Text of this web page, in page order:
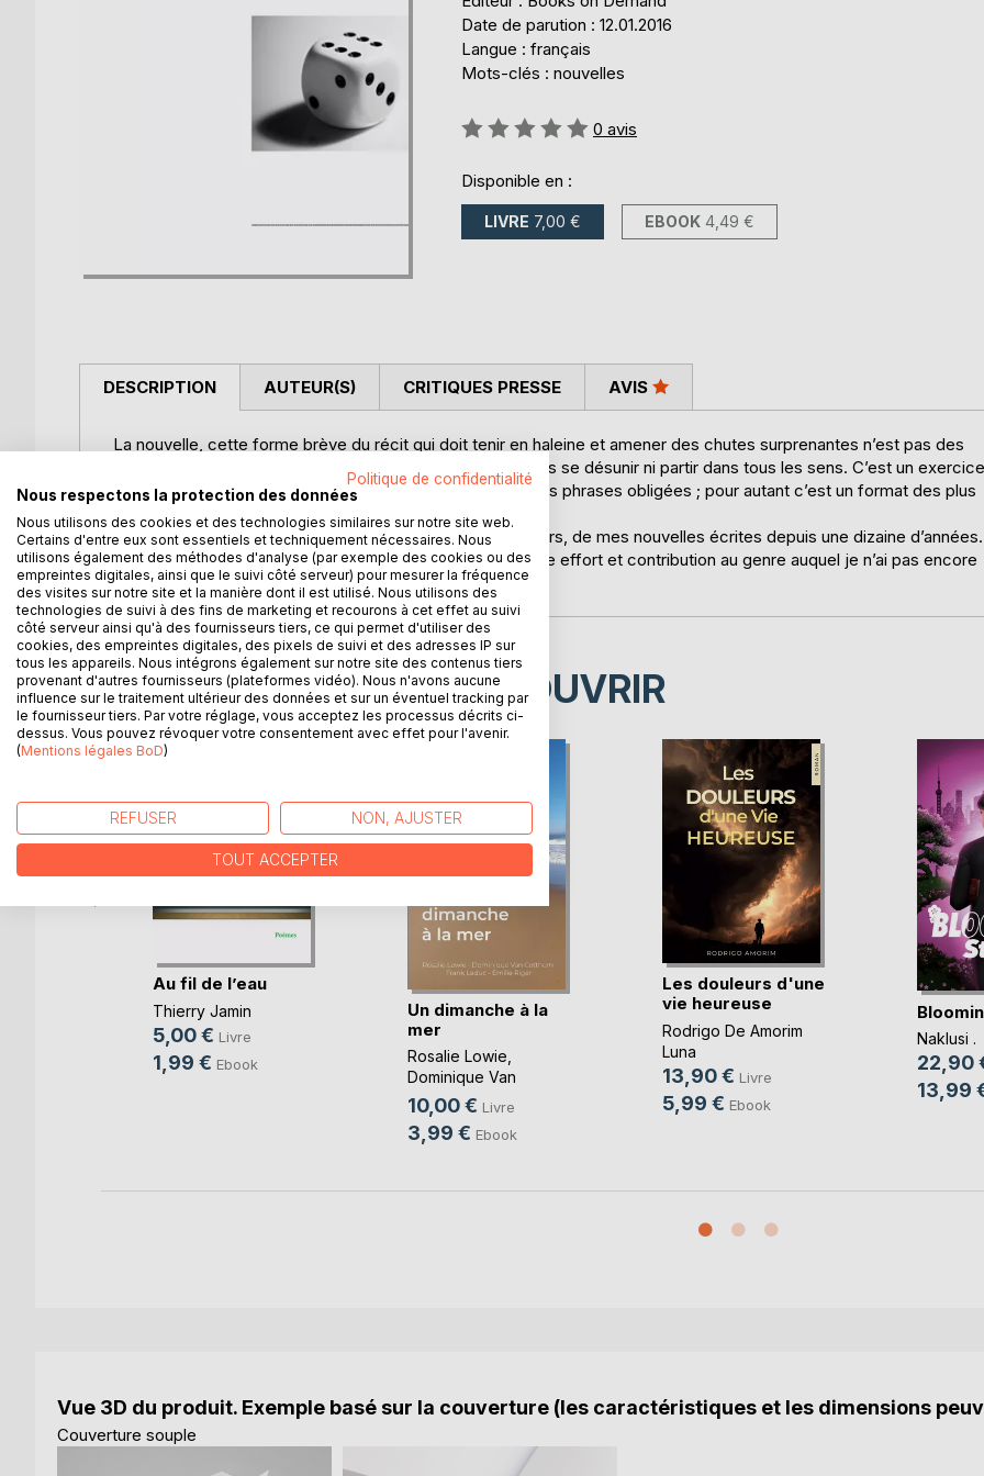
Date de parution : 12.01.2016
Langue : français
Mots-clés : nouvelles
Évaluation:
0 avis
Disponible en :
LIVRE 7,00 € EBOOK 4,49 €
DESCRIPTION
La nouvelle, cette forme brève du récit qui doit tenir en haleine et amener des chutes surprenantes n’est pas des
plus faciles. Il faut tenir et serrer de près une situation sans se désunir ni partir dans tous les sens. C’est un exercice
propice aux concours sur des thèmes donnés ou avec des phrases obligées ; pour autant c’est un format des plus
agréables à pratiquer.
Vous trouverez ici les neuf premières, et dernières d’ailleurs, de mes nouvelles écrites depuis une dizaine d’années.
Ce qui ne représente qu’une par an en moyenne ; modeste effort et contribution au genre auquel je n’ai pas encore
sacrifié assez de temps, hélas !
AUTEUR(S) CRITIQUES PRESSE AVIS
D’AUTRES TITRES À DÉCOUVRIR
Au fil de l’eau
Thierry Jamin
5,00 € Livre
1,99 € Ebook
Un dimanche à la
mer
Rosalie Lowie
Dominique Van
Cotthem, ...
10,00 € Livre
3,99 € Ebook
Les douleurs d'une
vie heureuse
Rodrigo De Amorim
Luna
13,90 € Livre
5,99 € Ebook
Naklusi .
22,90
13,99
Vue 3D du produit. Exemple basé sur la couverture (les caractéristiques et les dimensions
Couverture souple
Politique de confidentialité
Nous respectons la protection des données
Nous utilisons des cookies et des technologies similaires sur notre site web.
Certains d'entre eux sont essentiels et techniquement nécessaires. Nous
utilisons également des méthodes d'analyse (par exemple des cookies ou des
empreintes digitales, ainsi que le suivi côté serveur) pour mesurer la fréquence
des visites sur notre site et la manière dont il est utilisé. Nous utilisons des
technologies de suivi à des fins de marketing et recourons à cet effet au suivi
côté serveur ainsi qu'à des fournisseurs tiers, ce qui permet d'utiliser des
cookies, des empreintes digitales, des pixels de suivi et des adresses IP sur
tous les appareils. Nous intégrons également sur notre site des contenus tiers
provenant d'autres fournisseurs (plateformes vidéo). Nous n'avons aucune
influence sur le traitement ultérieur des données et sur un éventuel tracking par
le fournisseur tiers. Par votre réglage, vous acceptez les processus décrits ci-
dessus. Vous pouvez révoquer votre consentement avec effet pour l'avenir.
(Mentions légales BoD)
REFUSER NON, AJUSTER
TOUT ACCEPTER